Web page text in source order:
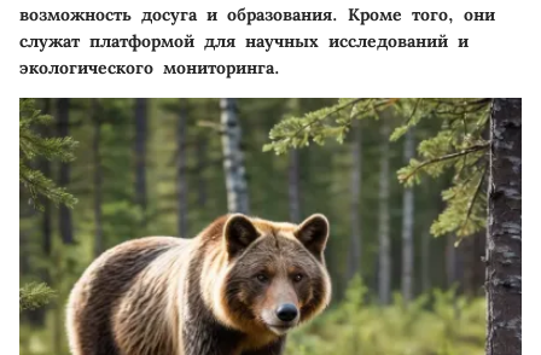
возможность досуга и образования. Кроме того, они
служат платформой для научных исследований и
экологического мониторинга.